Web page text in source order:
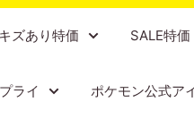
キズあり特価 SALE特価
ライ ポケモン公式ア